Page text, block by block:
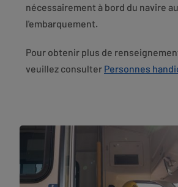
nécessairement à bord du navire
l'embarquement.
Pour obtenir plus de
veuillez consulter Personnes